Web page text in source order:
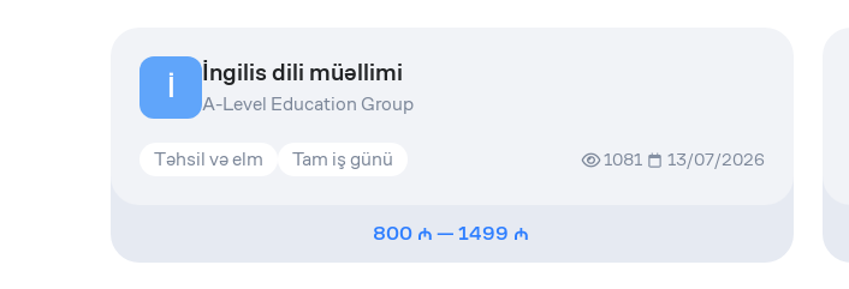
İ İngilis dili müəllimi
A-Level Education Group
Təhsil və elm Tam iş günü 1081 13/07/2026
800 —1499